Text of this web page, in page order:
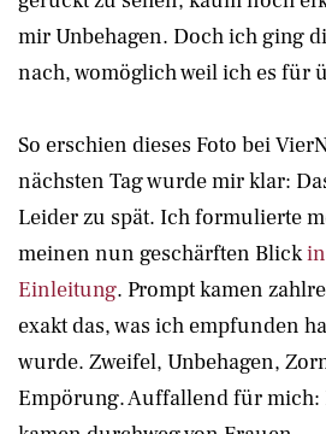
mir Unbehagen. Doch ich ging
nach, womöglich weil ich es für
So erschien dieses Foto bei
nächsten Tag wurde mir klar:
Leider zu spät. Ich formulierte
meinen nun geschärften Blick
Einleitung. Prompt kamen
exakt das, was ich empfunden
wurde. Zweifel, Unbehagen,
Empörung. Auffallend für mich: